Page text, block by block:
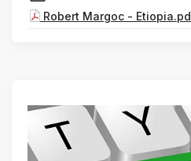
Robert Margoc -